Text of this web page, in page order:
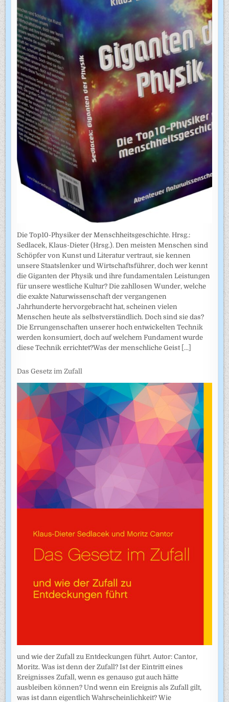
Die Top10-Physiker der Menschheitsgeschichte. Hrsg.:
Sedlacek, Klaus-Dieter (Hrsg.). Den meisten Menschen sind
Schöpfer von Kunst und Literatur vertraut, sie kennen
unsere Staatslenker und Wirtschaftsführer, doch wer kennt
die Giganten der Physik und ihre fundamentalen Leistungen
für unsere westliche Kultur? Die zahllosen Wunder, welche
die exakte Naturwissenschaft der vergangenen
Jahrhunderte hervorgebracht hat, scheinen vielen
Menschen heute als selbstverständlich. Doch sind sie das?
Die Errungenschaften unserer hoch entwickelten Technik
werden konsumiert, doch auf welchem Fundament wurde
diese Technik errichtet?Was der menschliche Geist [...]
Das Gesetz im Zufall
und wie der Zufall zu Entdeckungen führt. Autor: Cantor,
Moritz. Was ist denn der Zufall? Ist der Eintritt eines
Ereignisses Zufall, wenn es genauso gut auch hätte
ausbleiben können? Und wenn ein Ereignis als Zufall gilt,
was ist dann eigentlich Wahrscheinlichkeit? Wie